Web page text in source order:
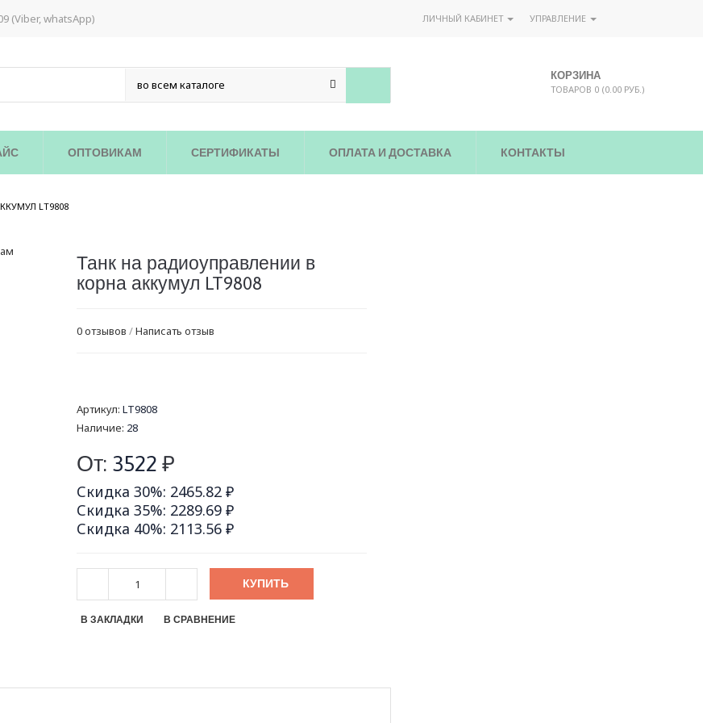
(Viber, whatsApp) ЛИЧНЫЙ КАБИНЕТ УПРАВЛЕНИЕ
КОРЗИНА
ТОВАРОВ 0 (0.00 РУБ.)
ОПТОВИКАМ СЕРТИФИКАТЫ ОПЛАТА И ДОСТАВКА КОНТАКТЫ
LT9808
Танк на радиоуправлении в
корна аккумул LT9808
0 отзывов /Написать отзыв
Артикул: LT9808
Наличие: 28
От: 3522 ₽
Скидка 30%: 2465.82 ₽
Скидка 35%: 2289.69 ₽
Скидка 40%: 2113.56 ₽
КУПИТЬ
В ЗАКЛАДКИ В СРАВНЕНИЕ